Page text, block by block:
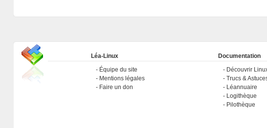
Léa-Linux
Équipe du site
Mentions légales
Faire un don
Documentation
Découvrir
Trucs &
Léannuaire
Logithèque
Pilothèque